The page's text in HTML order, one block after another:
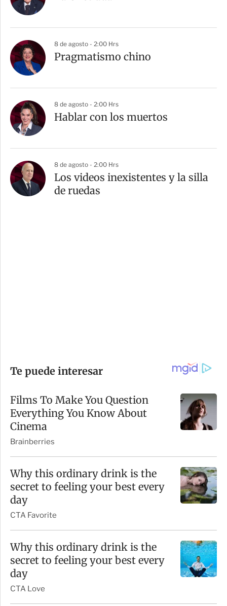
8 de agosto - 2:00 Hrs
Pragmatismo chino
8 de agosto - 2:00 Hrs
Hablar con los muertos
8 de agosto - 2:00 Hrs
Los videos inexistentes y la silla
de ruedas